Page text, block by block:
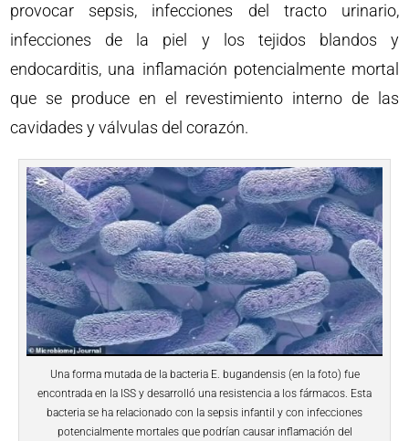
provocar sepsis, infecciones del tracto urinario,
infecciones de la piel y los tejidos blandos y
endocarditis, una inflamación potencialmente mortal
que se produce en el revestimiento interno de las
cavidades y válvulas del corazón.
Una forma mutada de la bacteria E. bugandensis (en la foto) fue
encontrada en la ISS y desarrolló una resistencia a los fármacos. Esta
bacteria se ha relacionado con la sepsis infantil y con infecciones
potencialmente mortales que podrían causar inflamación del